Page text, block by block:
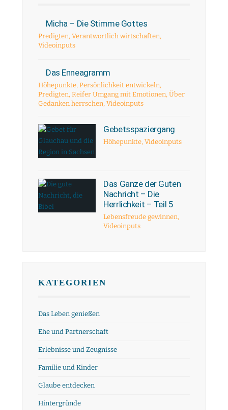
Micha – Die Stimme Gottes
Predigten, Verantwortlich wirtschaften,
Videoinputs
Das Enneagramm
Höhepunkte, Persönlichkeit entwickeln,
Predigten, Reifer Umgang mit Emotionen, Über
Gedanken herrschen, Videoinputs
Gebetsspaziergang
Höhepunkte,Videoinputs
Das Ganze der Guten
Nachricht – Die
Herrlichkeit – Teil 5
Lebensfreude gewinnen,
Videoinputs
KATEGORIEN
Das Leben genießen
Ehe und Partnerschaft
Erlebnisse und Zeugnisse
Familie und Kinder
Glaube entdecken
Hintergründe